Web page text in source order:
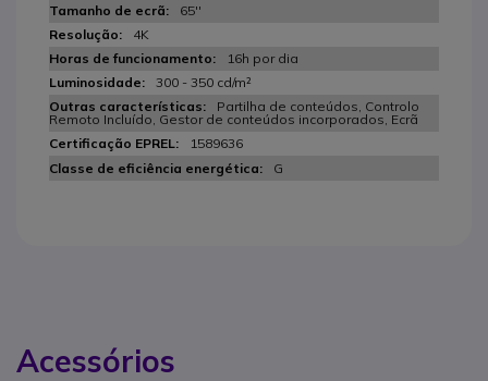
65''
4K
16h por dia
300 - 350 cd/m²
Partilha de conteúdos, Controlo
Remoto Incluído, Gestor de conteúdos incorporados, Ecrã
1589636
G
Acessórios